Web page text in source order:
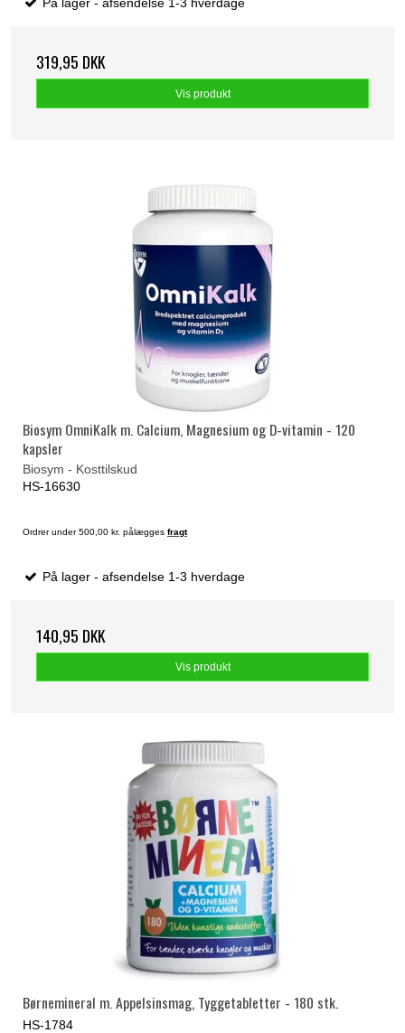
På lager - afsendelse 1-3 hverdage
319,95 DKK
Vis produkt
Biosym OmniKalk m. Calcium, Magnesium og D-vitamin - 120
kapsler
Biosym - Kosttilskud
HS-16630
Ordrer under 500,00 kr. pålægges fragt
På lager - afsendelse 1-3 hverdage
140,95 DKK
Vis produkt
Børnemineral m. Appelsinsmag, Tyggetabletter - 180 stk.
HS-1784